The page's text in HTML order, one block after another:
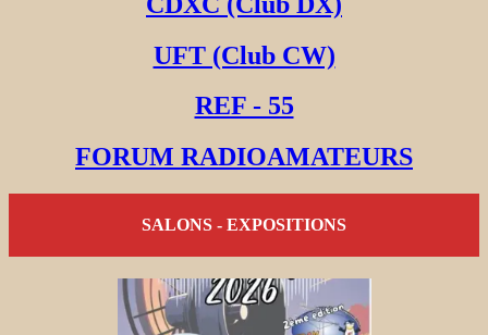
UFT (Club CW)
REF - 55
FORUM RADIOAMATEURS
SALONS - EXPOSITIONS